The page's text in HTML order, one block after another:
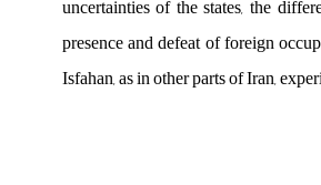
uncertainties of the states, the
presence and defeat of foreign
Isfahan, as in other parts of Iran,